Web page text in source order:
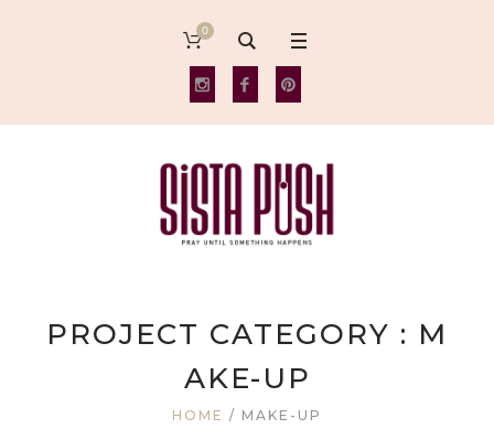
0
PROJECT CATEGORY : M
AKE-UP
HOME / MAKE-UP